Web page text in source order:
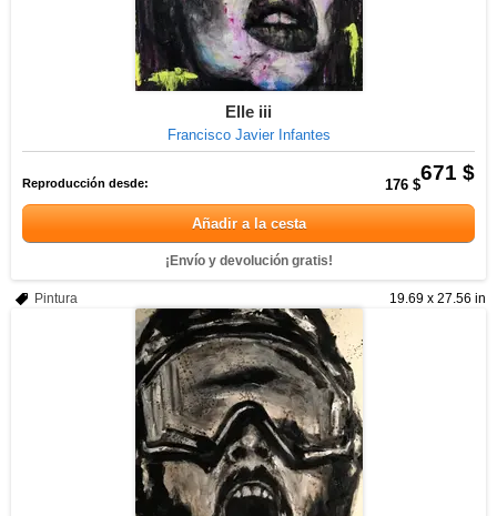
Elle iii
Francisco Javier Infantes
671 $
Reproducción desde: 176 $
Añadir a la cesta
¡Envío y devolución gratis!
19.69 x 27.56 in
Pintura